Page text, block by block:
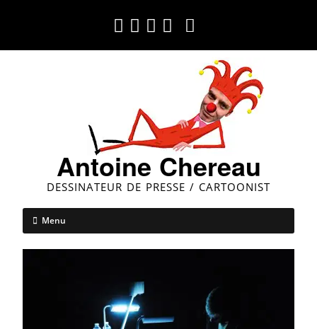
Antoine Chereau
DESSINATEUR DE PRESSE / CARTOONIST
Menu